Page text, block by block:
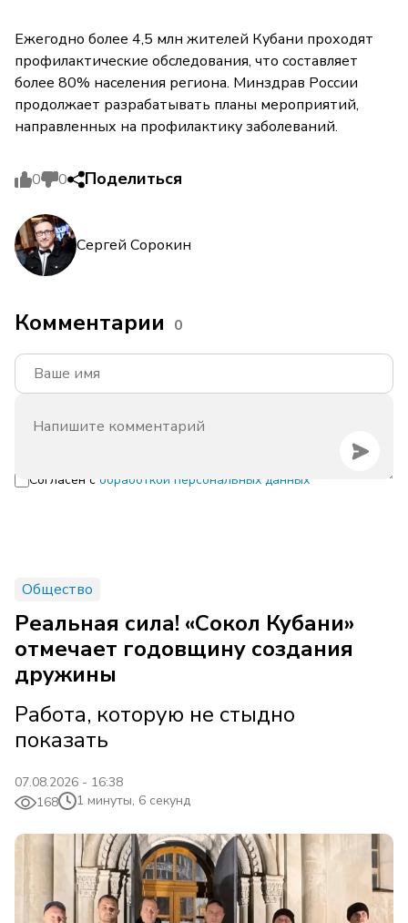
Ежегодно более 4,5 млн жителей Кубани проходят
профилактические обследования, что составляет
более 80% населения региона. Минздрав России
продолжает разрабатывать планы мероприятий,
направленных на профилактику заболеваний.
0 0 Поделиться
Сергей Сорокин
Комментарии 0
Согласен с обработкой персональных данных
Общество
Реальная сила! «Сокол Кубани»
отмечает годовщину создания
дружины
Работа, которую не стыдно
показать
07.08.2026 - 16:38
168
1 минуты, 6 секунд